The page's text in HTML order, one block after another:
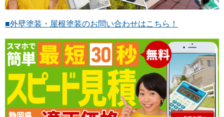
■外壁塗装・屋根塗装のお問い合わせはこちら！